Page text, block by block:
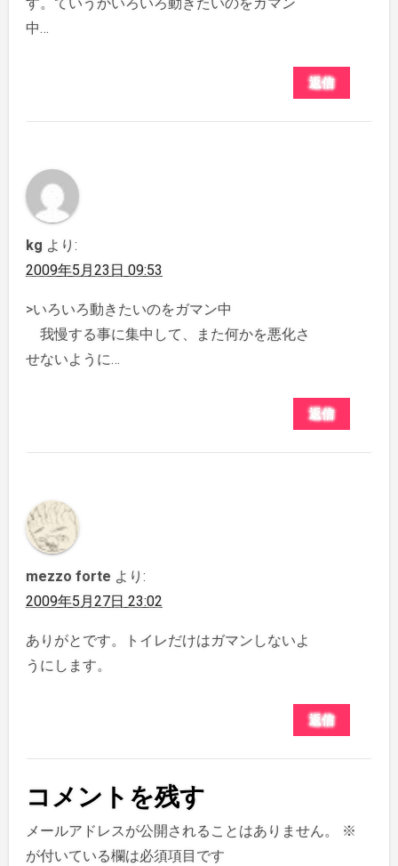
す。ていうかいろいろ動きたいのをガマン
中…
返信
kg より:
2009年5月23日 09:53
>いろいろ動きたいのをガマン中
我慢する事に集中して、また何かを悪化さ
せないように…
返信
mezzo forte より:
2009年5月27日 23:02
ありがとです。トイレだけはガマンしないよ
うにします。
返信
コメントを残す
メールアドレスが公開されることはありません。
※
が付いている欄は必須項目です